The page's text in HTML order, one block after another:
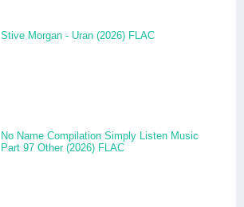
Stive Morgan - Uran (2026) FLAC
No Name Compilation Simply Listen Music
Part 97 Other (2026) FLAC